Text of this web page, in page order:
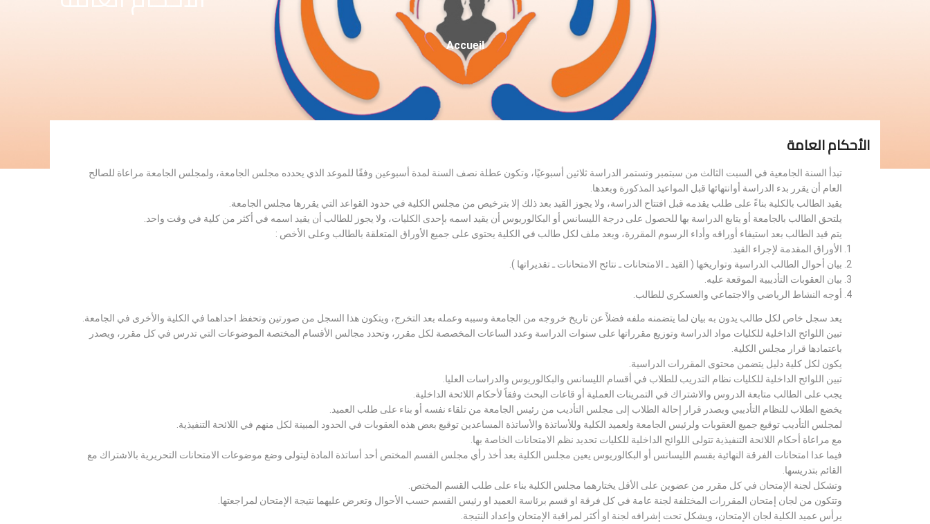
Fil
D'Ariane
Accueil
الأحكام العامة
تبدأ السنة الجامعية في السبت الثالث من سبتمبر وتستمر الدراسة ثلاثين أسبوعيًا، وتكون عطلة نصف السنة لمدة أسبوعين وفقًا للموعد الذي يحدده مجلس الجامعة، ولمجلس الجامعة مراعاة للصالح
العام أن يقرر بدء الدراسة أوانتهائها قبل المواعيد المذكورة وبعدها.
يقيد الطالب بالكلية بناءً على طلب يقدمه قبل افتتاح الدراسة، ولا يجوز القيد بعد ذلك إلا بترخيص من مجلس الكلية في حدود القواعد التي يقررها مجلس الجامعة.
يلتحق الطالب بالجامعة أو يتابع الدراسة بها للحصول على درجة الليسانس أو البكالوريوس أن يقيد اسمه بإحدى الكليات، ولا يجوز للطالب أن يقيد اسمه في أكثر من كلية في وقت واحد.
يتم قيد الطالب بعد استيفاء أوراقه وأداء الرسوم المقررة، ويعد ملف لكل طالب في الكلية يحتوي على جميع الأوراق المتعلقة بالطالب وعلى الأخص :
الأوراق المقدمة لإجراء القيد.
بيان أحوال الطالب الدراسية وتواريخها ( القيد ـ الامتحانات ـ نتائح الامتحانات ـ تقديراتها ).
بيان العقوبات التأديبية الموقعة عليه.
أوجه النشاط الرياضي والاجتماعي والعسكري للطالب.
يعد سجل خاص لكل طالب يدون به بيان لما يتضمنه ملفه فضلاً عن تاريخ خروجه من الجامعة وسببه وعمله بعد التخرج، ويتكون هذا السجل من صورتين وتحفظ احداهما في الكلية والأخرى في الجامعة.
تبين اللوائح الداخلية للكليات مواد الدراسة وتوزيع مقرراتها على سنوات الدراسة وعدد الساعات المخصصة لكل مقرر، وتحدد مجالس الأقسام المختصة الموضوعات التي تدرس في كل مقرر، ويصدر
باعتمادها قرار مجلس الكلية.
يكون لكل كلية دليل يتضمن محتوى المقررات الدراسية.
تبين اللوائح الداخلية للكليات نظام التدريب للطلاب في أقسام الليسانس والبكالوريوس والدراسات العليا.
يجب على الطالب متابعة الدروس والاشتراك في التمرينات العملية أو قاعات البحث وفقاً لأحكام اللائحة الداخلية.
يخضع الطلاب للنظام التأديبي ويصدر قرار إحالة الطلاب إلى مجلس التأديب من رئيس الجامعة من تلقاء نفسه أو بناء على طلب العميد.
لمجلس التأديب توقيع جميع العقوبات ولرئيس الجامعة ولعميد الكلية وللأساتذة والأساتذة المساعدين توقيع بعض هذه العقوبات في الحدود المبينة لكل منهم في اللائحة التنفيذية.
مع مراعاة أحكام اللائحة التنفيذية تتولى اللوائح الداخلية للكليات تحديد نظم الامتحانات الخاصة بها.
فيما عدا امتحانات الفرقة النهائية بقسم الليسانس أو البكالوريوس يعين مجلس الكلية بعد أخذ رأي مجلس القسم المختص أحد أساتذة المادة ليتولى وضع موضوعات الامتحانات التحريرية بالاشتراك مع
القائم بتدريسها.
وتشكل لجنة الإمتحان في كل مقرر من عضوين على الأقل يختارهما مجلس الكلية بناء على طلب القسم المختص.
وتتكون من لجان إمتحان المقررات المختلفة لجنة عامة في كل فرقة او قسم برئاسة العميد او رئيس القسم حسب الأحوال وتعرض عليهما نتيجة الإمتحان لمراجعتها.
يرأس عميد الكلية لجان الإمتحان، ويشكل تحت إشرافه لجنة او أكثر لمراقبة الإمتحان وإعداد النتيجة.